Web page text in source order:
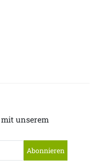
unserem
Abonnieren